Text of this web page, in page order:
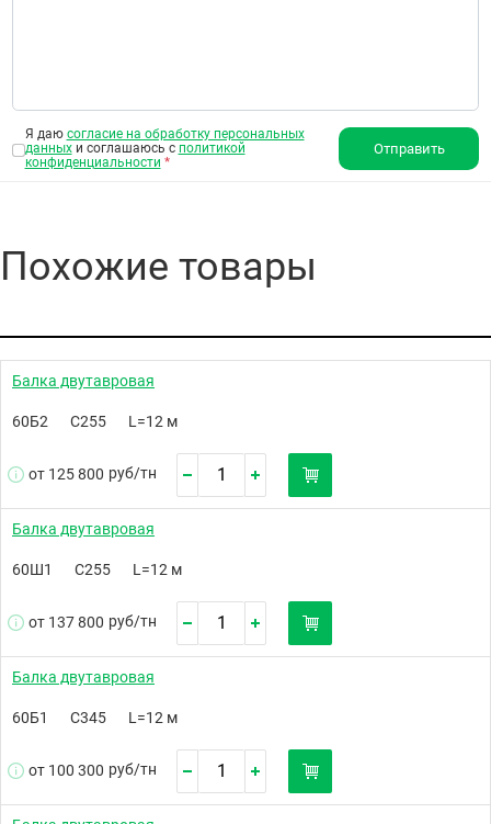
Я даю согласие на обработку персональных
данныхи соглашаюсь с политикой
конфиденциальности *
Отправить
Похожие товары
Балка двутавровая
60Б2 С255 L=12 м
от 125 800 руб/тн
Балка двутавровая
60Ш1 С255 L=12 м
от 137 800 руб/тн
Балка двутавровая
60Б1 С345 L=12 м
от 100 300 руб/тн